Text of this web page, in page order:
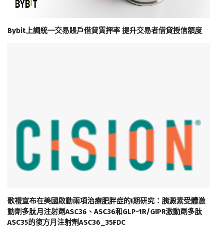
Bybit上調統一交易賬戶借貸質押率 提升交易者借貸授信額度
歌禮宣布在美國啟動兩項治療肥胖症的I期研究：胰澱素受體激
動劑多肽月注射劑ASC36、ASC36和GLP-1R/GIPR激動劑多肽
ASC35的復方月注射劑ASC36_35FDC